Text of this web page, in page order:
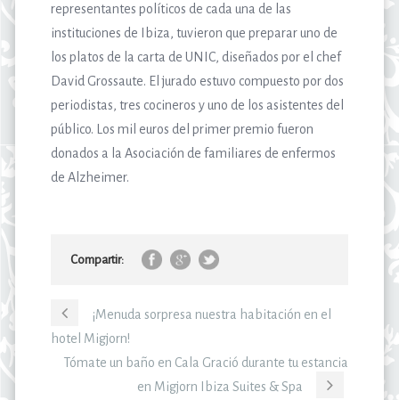
representantes políticos de cada una de las
instituciones de Ibiza, tuvieron que preparar uno de
los platos de la carta de UNIC, diseñados por el chef
David Grossaute. El jurado estuvo compuesto por dos
periodistas, tres cocineros y uno de los asistentes del
público. Los mil euros del primer premio fueron
donados a la Asociación de familiares de enfermos
de Alzheimer.
Compartir:
¡Menuda sorpresa nuestra habitación en el
hotel Migjorn!
Tómate un baño en Cala Gració durante tu estancia
en Migjorn Ibiza Suites & Spa